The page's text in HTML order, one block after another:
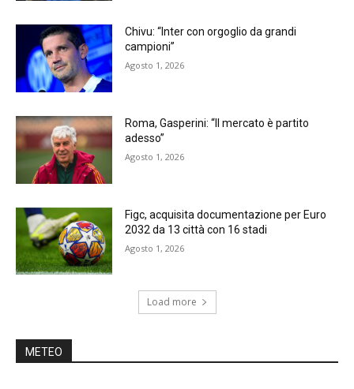
Chivu: “Inter con orgoglio da grandi
campioni”
Agosto 1, 2026
Roma, Gasperini: “Il mercato è partito
adesso”
Agosto 1, 2026
Figc, acquisita documentazione per Euro
2032 da 13 città con 16 stadi
Agosto 1, 2026
Load more
METEO